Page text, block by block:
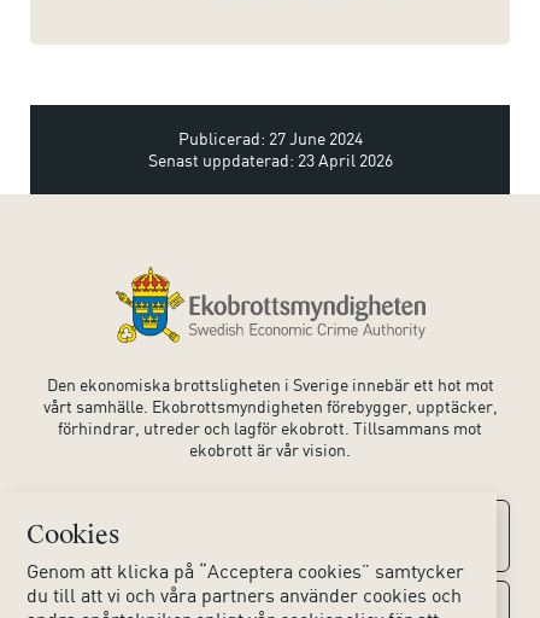
Cookies
Genom att klicka på “Acceptera cookies” samtycker
du till att vi och våra partners använder cookies och
Publicerad: 27 June 2024
Senast uppdaterad: 23 April 2026
Den ekonomiska brottsligheten i Sverige innebär ett hot mot
vårt samhälle. Ekobrottsmyndigheten förebygger, upptäcker,
förhindrar, utreder och lagför ekobrott. Tillsammans mot
ekobrott är vår vision.
Kontaktuppgifter
Kontakta oss